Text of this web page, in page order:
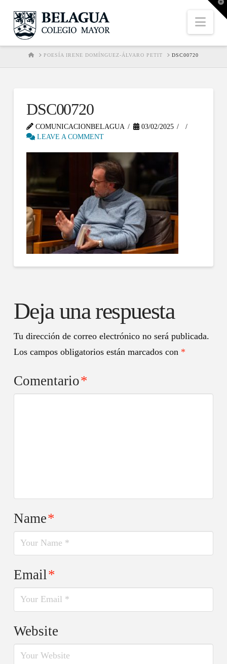
HOMEPOESÍA IRENE DOMÍNGUEZ-ÁLVARO PETIT DSC00720
DSC00720
COMUNICACIONBELAGUA
03/02/2025
LEAVE A COMMENT
Deja una respuesta
Tu dirección de correo electrónico no será publicada.
Los campos obligatorios están marcados con *
Comentario*
Name*
Email*
Website